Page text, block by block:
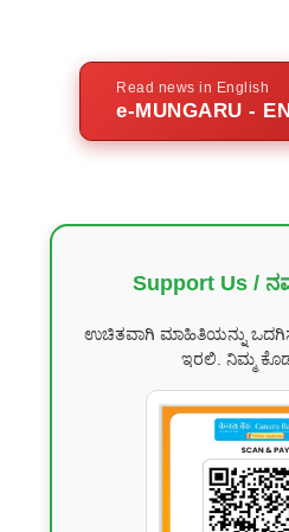
Read news in English
e-MUNGARU -
Support Us /
ಉಚಿತವಾಗಿ ಮಾಹಿತಿಯನ್ನು
ಇರಲಿ. ನಿಮ್ಮ